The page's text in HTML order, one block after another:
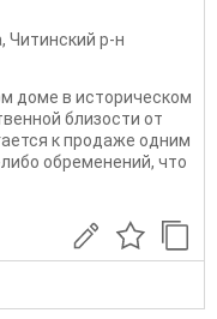
, Читинский р-н
доме в историческом
близости от
к продаже одним
обременений, что